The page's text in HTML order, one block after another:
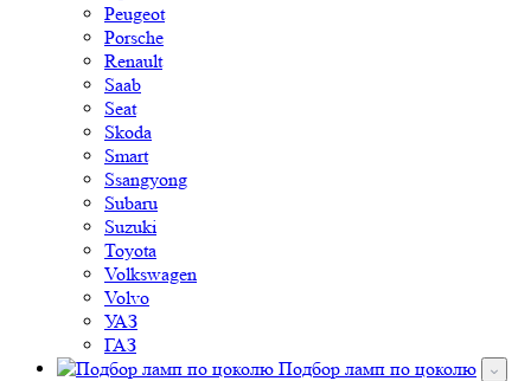
Peugeot
Porsche
Renault
Saab
Seat
Skoda
Smart
Ssangyong
Subaru
Suzuki
Toyota
Volkswagen
Volvo
УАЗ
ГАЗ
Подбор ламп по цоколю